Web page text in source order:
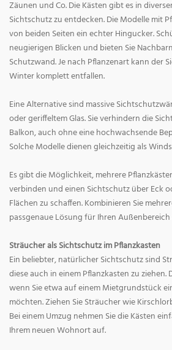
Zäunen und Co. Die Kästen gibt es in
Sichtschutz zu entdecken. Die Modelle mit
von beiden Seiten ein echter Hingucker.
neugierigen Blicken und bieten Sie
Schutzwand. Je nach Pflanzenart kann der
Winter komplett entfallen.
Eine Alternative sind massive
oder geriffeltem Glas. Sie verhindern die
Balkon, auch ohne eine hochwachsende
Solche Modelle dienen gleichzeitig als
Es gibt die Möglichkeit, mehrere
verbinden und einen Sichtschutz über Eck
Flächen zu schaffen. Kombinieren Sie
passgenaue Lösung für Ihren
Sträucher als Sichtschutz im Pflanzkasten
Ein beliebter, natürlicher Sichtschutz sind
diese auch in einem Pflanzkasten zu ziehen.
wenn Sie etwa auf einem Mietgrundstück
möchten. Ziehen Sie Sträucher wie
Bei einem Umzug nehmen Sie die Kästen
Ihrem neuen Wohnort auf.